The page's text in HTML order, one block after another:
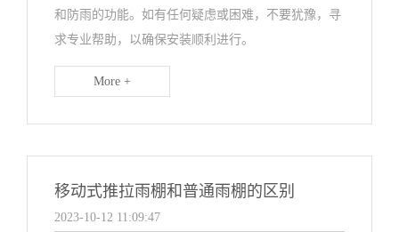
和防雨的功能。如有任何疑虑或困难，不要犹豫，寻
求专业帮助，以确保安装顺利进行。
More +
移动式推拉雨棚和普通雨棚的区别
2023-10-12 11:09:47